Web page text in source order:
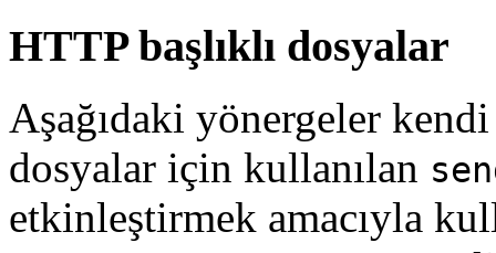
HTTP başlıklı dosyalar
Aşağıdaki yönergeler
dosyalar için kullanılan
etkinleştirmek amacıyla